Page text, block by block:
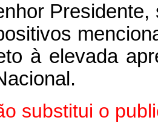
à elevada
substitui o